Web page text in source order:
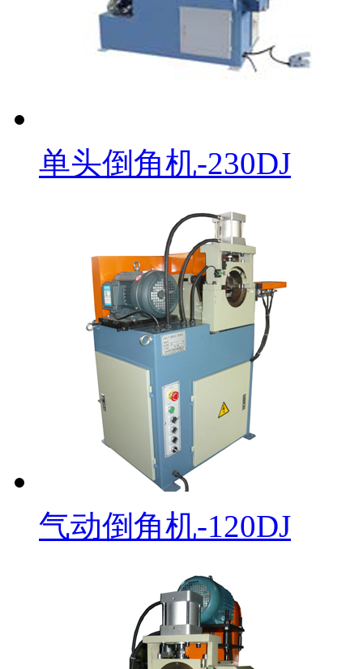
单头倒角机-230DJ
气动倒角机-120DJ